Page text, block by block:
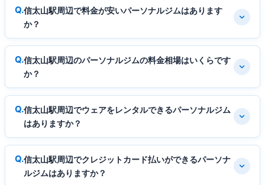
信太山駅周辺で料金が安いパーソナルジムはあります
か？
信太山駅周辺のパーソナルジムの料金相場はいくらです
か？
信太山駅周辺でウェアをレンタルできるパーソナルジム
はありますか？
信太山駅周辺でクレジットカード払いができるパーソナ
ルジムはありますか？